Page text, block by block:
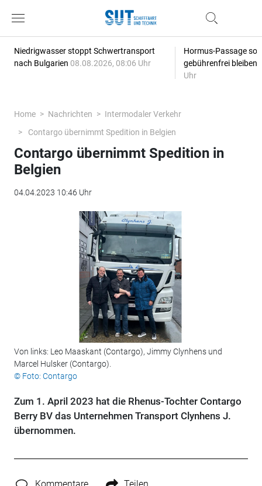
Niedrigwasser stoppt Schwertransport
nach Bulgarien 08.08.2026, 08:06 Uhr
Hormus-Passage
gebührenfrei bleiben
Uhr
Home Nachrichten
Intermodaler Verkehr
Contargo übernimmt Spedition in Belgien
Contargo übernimmt Spedition in
Belgien
04.04.2023 10:46 Uhr
Von links: Leo Maaskant (Contargo), Jimmy Clynhens und
Marcel Hulsker (Contargo).
© Foto: Contargo
Zum 1. April 2023 hat die Rhenus-Tochter Contargo
Berry BV das Unternehmen Transport Clynhens J.
übernommen.